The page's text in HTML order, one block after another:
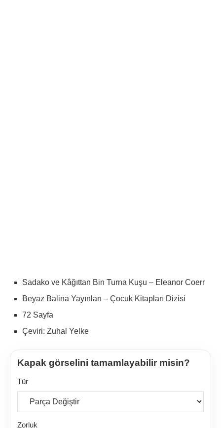
Sadako ve Kâğıttan Bin Turna Kuşu – Eleanor Coerr
Beyaz Balina Yayınları – Çocuk Kitapları Dizisi
72 Sayfa
Çeviri: Zuhal Yelke
Kapak görselini tamamlayabilir misin?
Tür
Zorluk